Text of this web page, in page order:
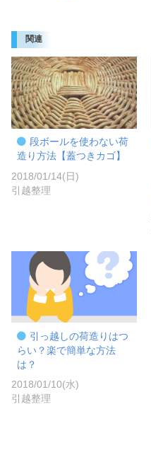
関連
段ボールを使わない荷
造り方法【蓋つきカゴ】
2018/01/14(日)
引越整理
引っ越しの荷造りはつ
らい？楽で簡単な方法
は？
2018/01/10(水)
引越整理